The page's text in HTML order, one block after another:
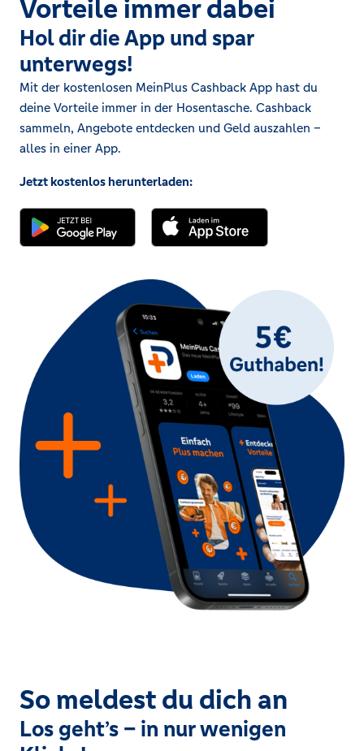
Vorteile immer dabei
Hol dir die App und spar
unterwegs!
Mit der kostenlosen MeinPlus Cashback App hast du
deine Vorteile immer in der Hosentasche. Cashback
sammeln, Angebote entdecken und Geld auszahlen –
alles in einer App.
Jetzt kostenlos herunterladen:
So meldest du dich an
Los geht’s – in nur wenigen